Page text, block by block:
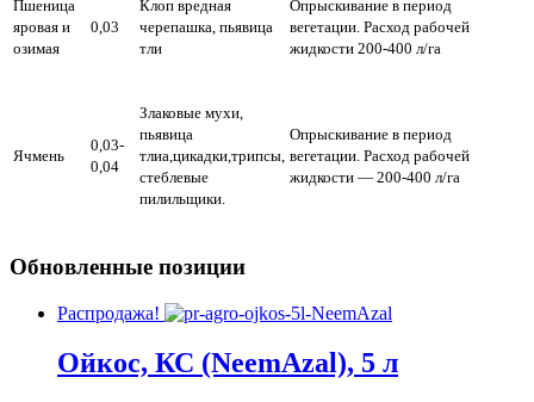
Пшеница
яровая и
озимая
0,03
Клоп вредная
черепашка, пьявица
тли
Опрыскивание в период
вегетации. Расход рабочей
жидкости 200-400 л/га
Ячмень
0,03-
0,04
Злаковые мухи,
пьявица
тлиа,цикадки,трипсы,
стеблевые
пилильщики.
Опрыскивание в период
вегетации. Расход рабочей
жидкости — 200-400 л/га
Обновленные позиции
Распродажа!
Ойкос, КС (NeemAzal), 5 л